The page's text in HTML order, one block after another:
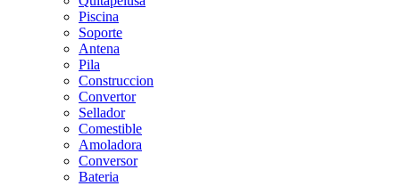
Piscina
Soporte
Antena
Pila
Construccion
Convertor
Sellador
Comestible
Amoladora
Conversor
Bateria